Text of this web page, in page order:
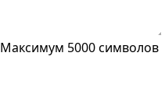
Максимум 5000 символов